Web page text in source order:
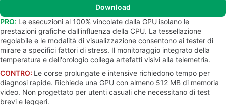
Download
PRO: Le esecuzioni al 100% vincolate dalla GPU isolano le
prestazioni grafiche dall'influenza della CPU. La tessellazione
regolabile e le modalità di visualizzazione consentono ai tester di
mirare a specifici fattori di stress. Il monitoraggio integrato della
temperatura e dell'orologio collega artefatti visivi alla telemetria.
CONTRO: Le corse prolungate e intensive richiedono tempo per
diagnosi rapide. Richiede una GPU con almeno 512 MB di memoria
video. Non progettato per utenti casuali che necessitano di test
brevi e leggeri.